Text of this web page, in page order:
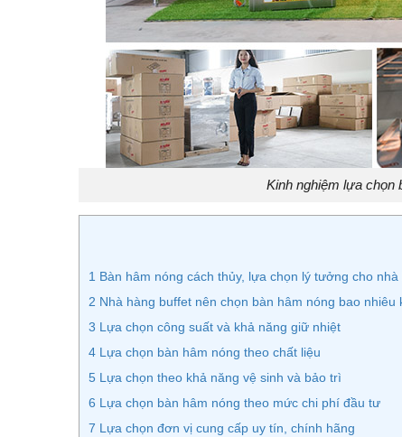
Kinh nghiệm lựa chọn
1 Bàn hâm nóng cách thủy, lựa chọn lý tưởng cho
2 Nhà hàng buffet nên chọn bàn hâm nóng bao nhiêu
3 Lựa chọn công suất và khả năng giữ nhiệt
4 Lựa chọn bàn hâm nóng theo chất liệu
5 Lựa chọn theo khả năng vệ sinh và bảo trì
6 Lựa chọn bàn hâm nóng theo mức chi phí đầu tư
7 Lựa chọn đơn vị cung cấp uy tín, chính hãng